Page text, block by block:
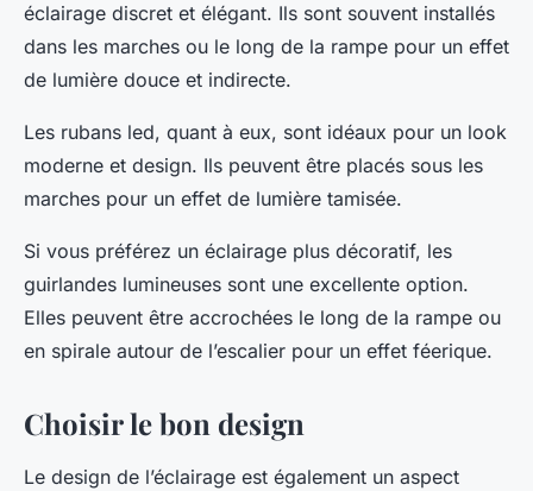
éclairage discret et élégant. Ils sont souvent installés
dans les marches ou le long de la rampe pour un effet
de lumière douce et indirecte.
Les rubans led, quant à eux, sont idéaux pour un look
moderne et design. Ils peuvent être placés sous les
marches pour un effet de lumière tamisée.
Si vous préférez un éclairage plus décoratif, les
guirlandes lumineuses sont une excellente option.
Elles peuvent être accrochées le long de la rampe ou
en spirale autour de l’escalier pour un effet féerique.
Choisir le bon design
Le design de l’éclairage est également un aspect